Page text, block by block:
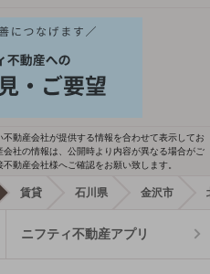
動産会社が提供する情報を合わせて表示してお
社の情報は、公開時より内容が異なる場合がご
動産会社様へご確認をお願い致します。
賃貸 石川県 金沢市
ニフティ不動産アプリ